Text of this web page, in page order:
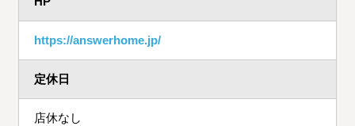
https://answerhome.jp/
定休日
店休なし